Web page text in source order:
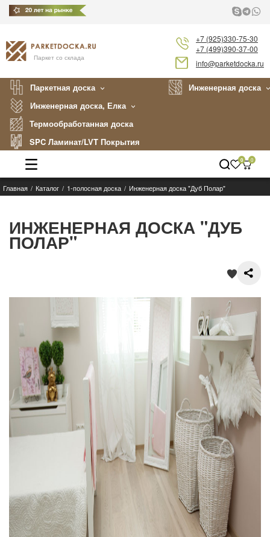
Паркет со склада
+7 (925)330-75-30
+7 (499)390-37-00
info@parketdocka.ru
Паркетная доска
Инженерная доска
Инженерная доска, Елка
Термообработанная доска
SPC Ламинат/LVT Покрытия
Каталог
Укладка
Акции
Контакты
0 0
Главная Каталог 1-полосная доска Инженерная доска "Дуб Полар"
ИНЖЕНЕРНАЯ ДОСКА "ДУБ
ПОЛАР"